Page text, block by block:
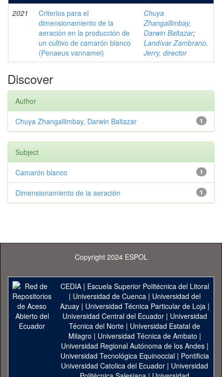
2021
Criterios para el
dimensionamiento de la
aeración en la producción de
un cultivo de camarón blanco
(Penaeus vannamei)
Chuya
Zhangallimbay,
Darwin Baltazar;
Landívar Zambrano,
Jerry, director
Discover
Author
1
Chuya Zhangallimbay, Darwin Baltazar
Subject
1
Camarón blanco
1
Dimensionamiento de la aeración
Copyright 2024 ESPOL
CEDIA| Escuela Superior Politécnica del Litoral
| Universidad de Cuenca| Universidad del
Azuay| Universidad Técnica Particular de Loja|
Universidad Central del Ecuador| Universidad
Técnica del Norte | Universidad Estatal de
Milagro | Universidad Técnica de Ambato |
Universidad Regional Autónoma de los Andes|
Universidad Tecnológica Equinoccial| Pontificia
Universidad Catolica del Ecuador | Universidad